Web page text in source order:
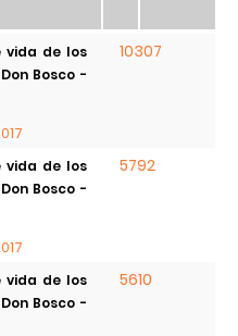
vida de los
Bosco -
10307
vida de los
Bosco -
5792
vida de los
Bosco -
5610